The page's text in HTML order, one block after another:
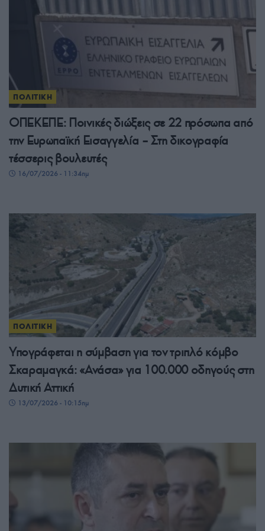
ΠΟΛΙΤΙΚΗ
ΟΠΕΚΕΠΕ: Ποινικές διώξεις σε 22 πρόσωπα από
την Ευρωπαϊκή Εισαγγελία – Στη δικογραφία
τέσσερις βουλευτές
16/07/2026 - 11:34πμ
ΠΟΛΙΤΙΚΗ
Υπογράφεται η σύμβαση για τον τριπλό κόμβο
Σκαραμαγκά: «Ανάσα» για 100.000 οδηγούς στη
Δυτική Αττική
13/07/2026 - 10:15πμ